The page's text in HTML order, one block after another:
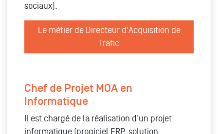
sociaux).
Le métier de Directeur d'Acquisition de
Trafic
Chef de Projet MOA en
Informatique
Il est chargé de la réalisation d’un projet
informatique (progiciel ERP, solution